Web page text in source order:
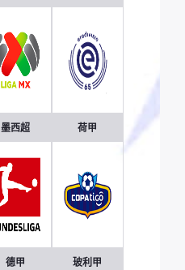
墨西超 荷甲
德甲 玻利甲